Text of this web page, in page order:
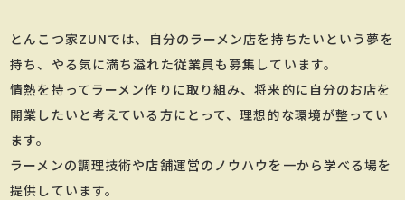
とんこつ家ZUNでは、自分のラーメン店を持ちたいという夢を
持ち、やる気に満ち溢れた従業員も募集しています。
情熱を持ってラーメン作りに取り組み、将来的に自分のお店を
開業したいと考えている方にとって、理想的な環境が整ってい
ます。
ラーメンの調理技術や店舗運営のノウハウを一から学べる場を
提供しています。